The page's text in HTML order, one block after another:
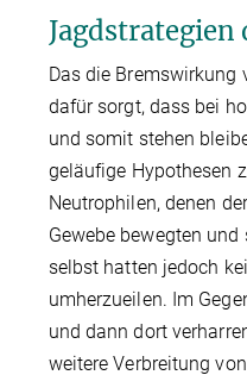
Jagdstrategien
Das die Bremswirkung
dafür sorgt, dass bei
und somit stehen
geläufige Hypothesen
Neutrophilen, denen
Gewebe bewegten
selbst hatten jedoch
umherzueilen. Im
und dann dort
weitere Verbreitung